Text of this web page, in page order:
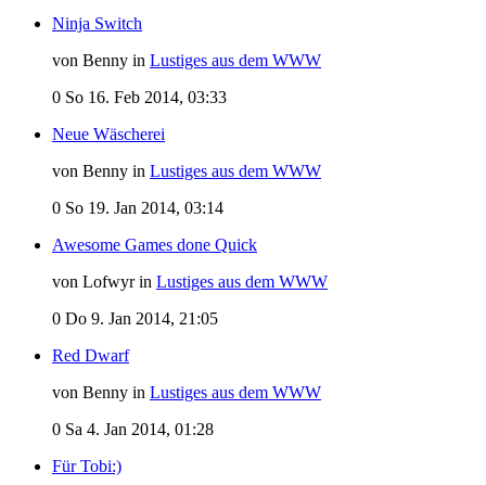
Ninja Switch
von Benny in Lustiges aus dem WWW
0 So 16. Feb 2014, 03:33
Neue Wäscherei
von Benny in Lustiges aus dem WWW
0 So 19. Jan 2014, 03:14
Awesome Games done Quick
von Lofwyr in Lustiges aus dem WWW
0 Do 9. Jan 2014, 21:05
Red Dwarf
von Benny in Lustiges aus dem WWW
0 Sa 4. Jan 2014, 01:28
Für Tobi:)